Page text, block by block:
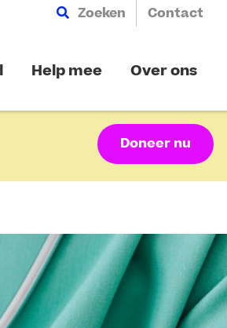
Zoeken Contact
Help mee Over ons
Doneer nu